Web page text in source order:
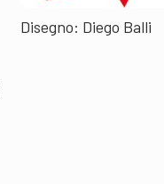
Disegno: Diego Balli